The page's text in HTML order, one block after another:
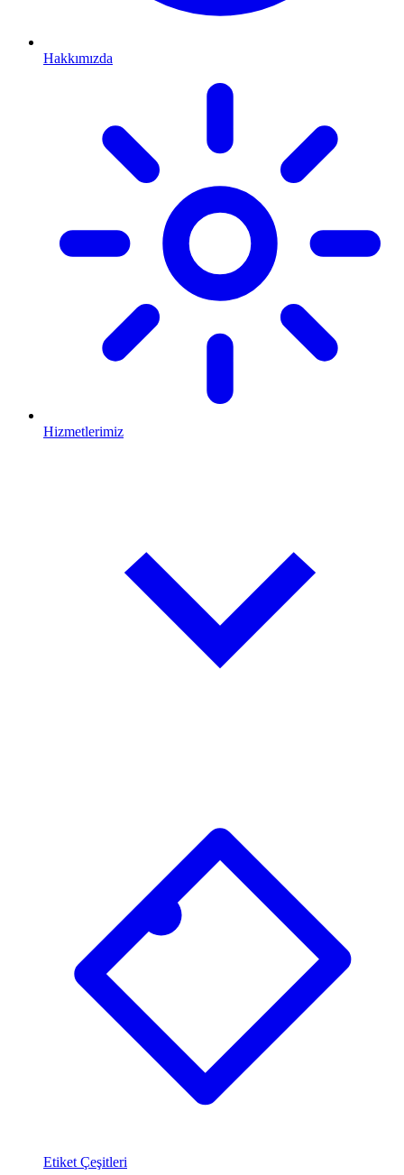
Hakkımızda
Hizmetlerimiz
Etiket Çeşitleri